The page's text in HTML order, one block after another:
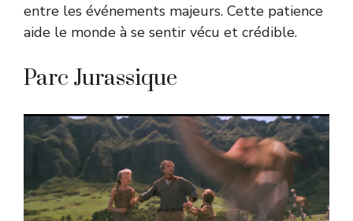
entre les événements majeurs. Cette patience
aide le monde à se sentir vécu et crédible.
Parc Jurassique